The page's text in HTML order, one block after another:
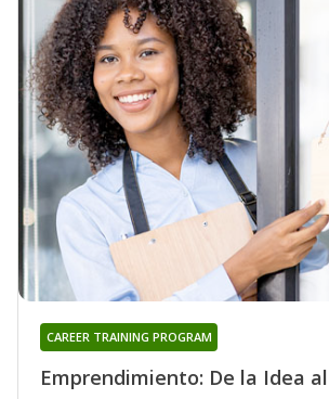
Emprendimiento: De la Idea
CAREER TRAINING PROGRAM